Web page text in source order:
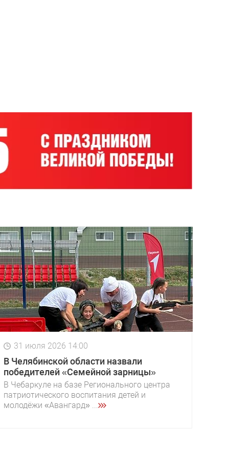
31 июля 2026 14:00
В Челябинской области назвали
победителей «Семейной зарницы»
В Чебаркуле на базе Регионального центра
патриотического воспитания детей и
молодёжи «Авангард» ...